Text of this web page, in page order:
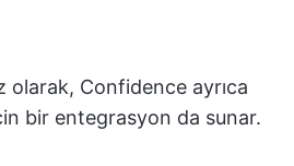
olarak, Confidence ayrıca
bir entegrasyon da sunar.